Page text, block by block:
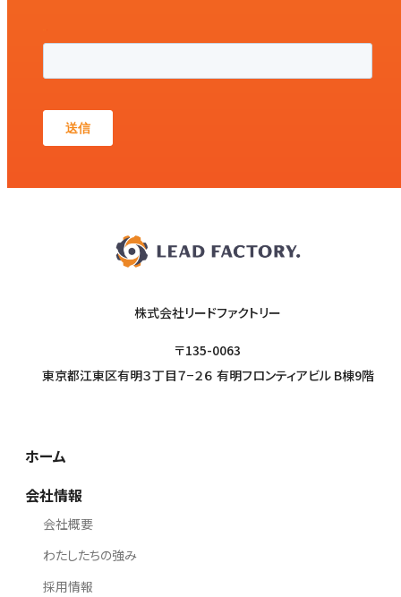
株式会社リードファクトリー
〒135-0063
東京都江東区有明３丁目７−２６ 有明フロンティアビル B棟9階
ホーム
会社情報
会社概要
わたしたちの強み
採用情報